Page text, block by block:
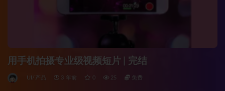
用手机拍摄专业级视频短片 | 完结
UI/产品 3 年前 0 25 免费